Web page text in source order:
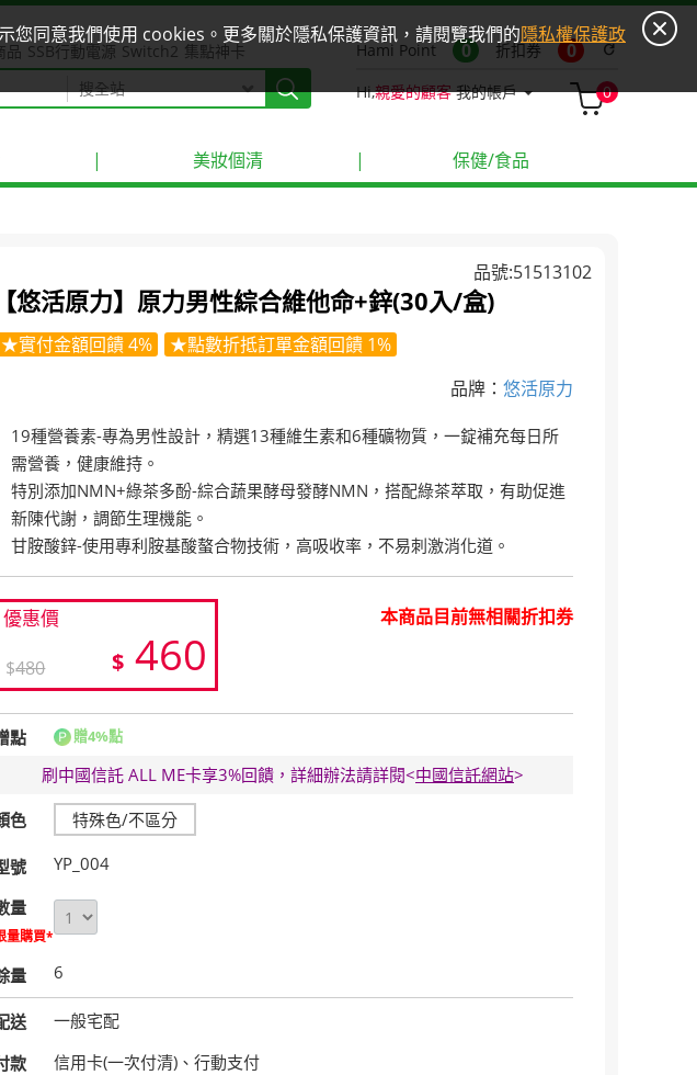
同意我們使用 cookies。更多關於隱私保護資訊，請閱覽我們的隱私權保護政
品 SSB行動電源 Switch2 集點神卡 Hami Point 0 折扣券 0 refresh
Hi,親愛的顧客 我的帳戶 0
| 美妝個清 | 保健/食品
品號:51513102
【悠活原力】原力男性綜合維他命+鋅(30入/盒)
★實付金額回饋 4%
★點數折抵訂單金額回饋 1%
品牌： 悠活原力
19種營養素-專為男性設計，精選13種維生素和6種礦物質，一錠補充每日所
需營養，健康維持。
特別添加NMN+綠茶多酚-綜合蔬果酵母發酵NMN，搭配綠茶萃取，有助促進
新陳代謝，調節生理機能。
甘胺酸鋅-使用專利胺基酸螯合物技術，高吸收率，不易刺激消化道。
優惠價
$460
$480
本商品目前無相關折扣券
點 贈4%點
刷中國信託 ALL ME卡享3%回饋，詳細辦法請詳閱<中國信託網站>
色 特殊色/不區分
號
YP_004
量
量購買*
量 6
送
一般宅配
款
信用卡(一次付清)、行動支付